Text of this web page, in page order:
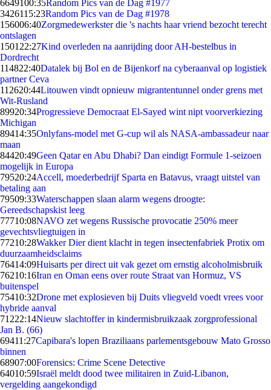
66491 00:35Random Pics van de Dag #1977
3426115:23Random Pics van de Dag #1978
156006:40Zorgmedewerkster die 's nachts haar vriend bezocht terecht
ontslagen
1501 22:27Kind overleden na aanrijding door AH-bestelbus in
Dordrecht
114822:40Datalek bij Bol en de Bijenkorf na cyberaanval op logistiek
partner Ceva
112620:44Litouwen vindt opnieuw migrantentunnel onder grens met
Wit-Rusland
89920:34Progressieve Democraat El-Sayed wint nipt voorverkiezing
Michigan
89414:35Onlyfans-model met G-cup wil als NASA-ambassadeur naar
maan
84420:49Geen Qatar en Abu Dhabi? Dan eindigt Formule 1-seizoen
mogelijk in Europa
79520:24Accell, moederbedrijf Sparta en Batavus, vraagt uitstel van
betaling aan
79509:33Waterschappen slaan alarm wegens droogte:
Gereedschapskist leeg
77710:08NAVO zet wegens Russische provocatie 250% meer
gevechtsvliegtuigen in
77210:28Wakker Dier dient klacht in tegen insectenfabriek Protix om
duurzaamheidsclaims
76414:09Huisarts per direct uit vak gezet om ernstig alcoholmisbruik
76210:16Iran en Oman eens over route Straat van Hormuz, VS
buitenspel
75410:32Drone met explosieven bij Duits vliegveld voedt vrees voor
hybride aanval
71222:14Nieuw slachtoffer in kindermisbruikzaak zorgprofessional
Jan B. (66)
69411:27Capibara's lopen Braziliaans parlementsgebouw Mato Grosso
binnen
68907:00Forensics: Crime Scene Detective
64010:59Israël meldt dood twee militairen in Zuid-Libanon,
vergelding aangekondigd